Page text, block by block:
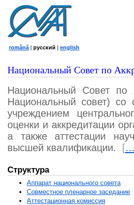
română | русский | english
Национальный Совет по
Национальный Совет по
Национальный совет) со
учреждением
оценки и аккредитации
а также аттестации
высшей квалификации.
[…
Структура
Аппарат национального совета
Совместное пленарное заседание
Аттестационная комисcия